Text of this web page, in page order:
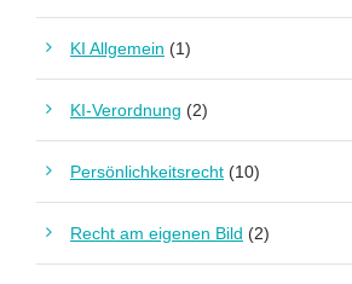
KI Allgemein (1)
KI-Verordnung (2)
Persönlichkeitsrecht (10)
Recht am eigenen Bild (2)